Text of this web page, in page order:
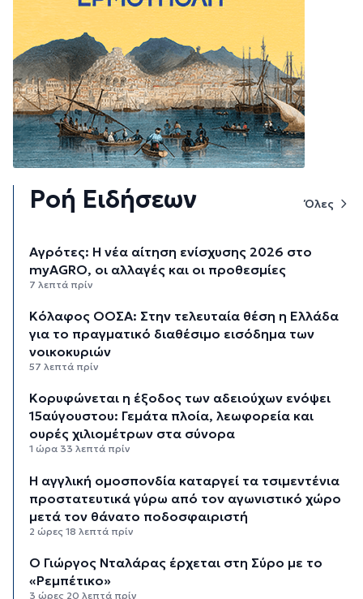
Ροή Ειδήσεων Όλες
Αγρότες: Η νέα αίτηση ενίσχυσης 2026 στο
myAGRO, οι αλλαγές και οι προθεσμίες
7 λεπτά πρίν
Κόλαφος ΟΟΣΑ: Στην τελευταία θέση η Ελλάδα
για το πραγματικό διαθέσιμο εισόδημα των
νοικοκυριών
57 λεπτά πρίν
Κορυφώνεται η έξοδος των αδειούχων ενόψει
15αύγουστου: Γεμάτα πλοία, λεωφορεία και
ουρές χιλιομέτρων στα σύνορα
1 ώρα 33 λεπτά πρίν
Η αγγλική ομοσπονδία καταργεί τα τσιμεντένια
προστατευτικά γύρω από τον αγωνιστικό χώρο
μετά τον θάνατο ποδοσφαιριστή
2 ώρες 18 λεπτά πρίν
Ο Γιώργος Νταλάρας έρχεται στη Σύρο με το
«Ρεμπέτικο»
3 ώρες 20 λεπτά πρίν